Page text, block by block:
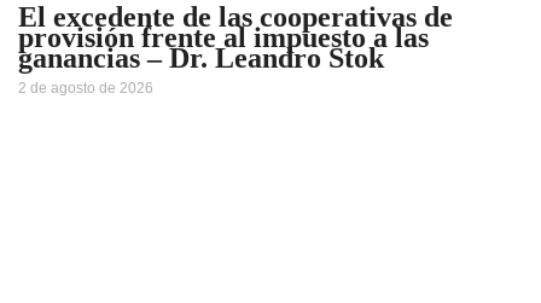
El excedente de las cooperativas de
provisión frente al impuesto a las
ganancias – Dr. Leandro Stok
2 de agosto de 2026